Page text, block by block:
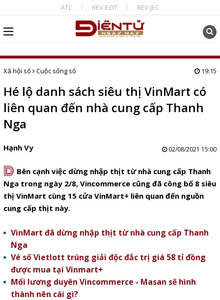
ATC REV-ECIT REV-JEC
Xã hội số Cuộc sống số 19:15
Hé lộ danh sách siêu thị VinMart có
liên quan đến nhà cung cấp Thanh
Nga
Hạnh Vy 02/08/2021 15:00
D Bên cạnh việc dừng nhập thịt từ nhà cung cấp Thanh
Nga trong ngày 2/8, Vincommerce cũng đã công bố 8 siêu
thị VinMart cùng 15 cửa VinMart+ liên quan đến nguồn
cung cấp thịt này.
VinMart đã dừng nhập thịt từ nhà cung cấp Thanh
Nga
Vé số Vietlott trúng giải độc đắc trị giá 58 tỉ đồng
được mua tại Vinmart+
Mối lương duyên Vincommerce - Masan sẽ hình
thành nên cái gì?